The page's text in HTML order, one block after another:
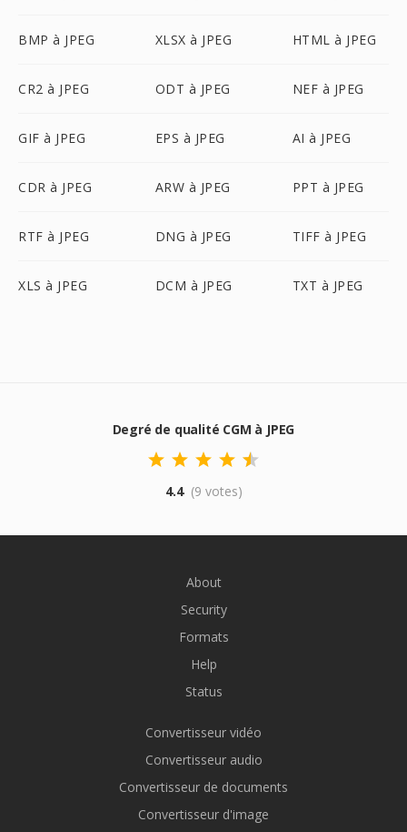
BMP à JPEG XLSX à JPEG HTML à JPEG
CR2 à JPEG ODT à JPEG NEF à JPEG
GIF à JPEG EPS à JPEG AI à JPEG
CDR à JPEG ARW à JPEG PPT à JPEG
RTF à JPEG DNG à JPEG TIFF à JPEG
XLS à JPEG DCM à JPEG TXT à JPEG
Degré de qualité CGM à JPEG
4.4 (9 votes)
About
Security
Formats
Help
Status
Convertisseur vidéo
Convertisseur audio
Convertisseur de documents
Convertisseur d'image